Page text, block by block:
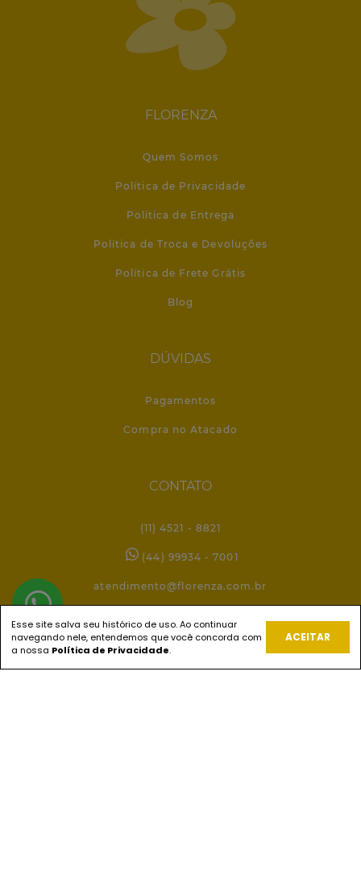
FLORENZA
Quem Somos
Política de Privacidade
Política de Entrega
Política de Troca e Devoluções
Política de Frete Grátis
Blog
DÚVIDAS
Pagamentos
Compra no Atacado
CONTATO
(11) 4521 - 8821
(44) 99934 - 7001
atendimento@florenza.com.br
REDES SOCIAIS
Esse site salva seu histórico de uso. Ao continuar
navegando nele, entendemos que você concorda com
a nossa Política de Privacidade.
ACEITAR